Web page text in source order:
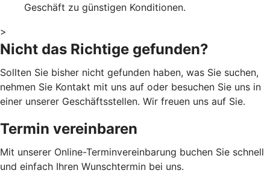
Geschäft zu günstigen Konditionen.
>
Nicht das Richtige gefunden?
Sollten Sie bisher nicht gefunden haben, was Sie suchen,
nehmen Sie Kontakt mit uns auf oder besuchen Sie uns in
einer unserer Geschäftsstellen. Wir freuen uns auf Sie.
Termin vereinbaren
Mit unserer Online-Terminvereinbarung buchen Sie schnell
und einfach Ihren Wunschtermin bei uns.